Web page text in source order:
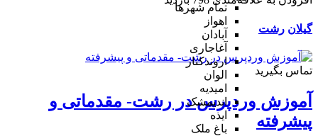
تمام شهر‌ها
اهواز
آبادان
آغاجاری
اروندکنار
الوان
امیدیه
اندیمشک
ایذه
باغ ملک
گیلان رشت
تماس بگیرید
آموزش وردپرس در رشت- مقدماتی و
پیشرفته